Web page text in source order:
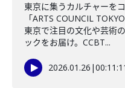
東京に集うカルチャーを
「ARTS COUNCIL
東京で注目の文化や芸術
ックをお届け。CCBT...
2026.01.26 |